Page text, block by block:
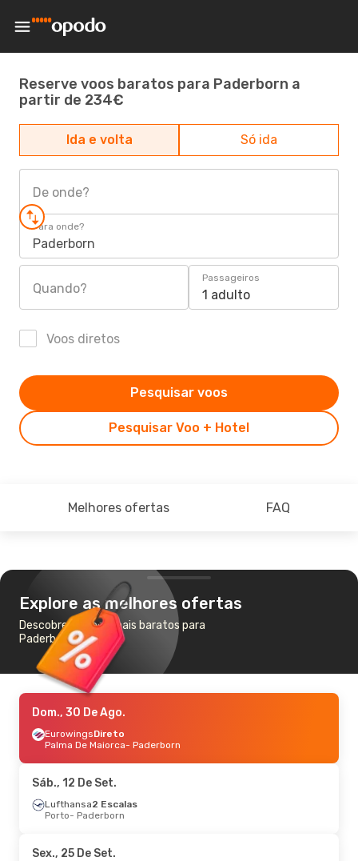
Reserve voos baratos para Paderborn a
partir de 234€
Ida e volta Só ida
De onde?
Para onde?
Paderborn
Quando?
Passageiros
1 adulto
Voos diretos
Pesquisar Voo + Hotel
Pesquisar voos
Melhores ofertas FAQ
Explore as melhores ofertas
Descobre os voos mais baratos para
Paderborn
Dom., 30 De Ago.
EurowingsDireto
Palma De Maiorca- Paderborn
Sáb., 12 De Set.
Lufthansa2 Escalas
Porto- Paderborn
Sex., 25 De Set.